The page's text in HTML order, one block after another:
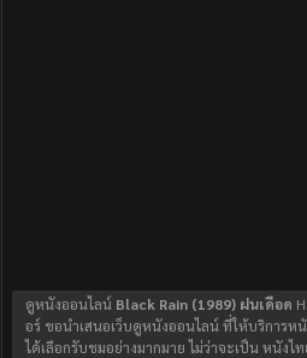
ดูหนังออนไลน์ Black Rain (1989) ฝนเดือด
อร์ ขอนำเสนอเว็บดูหนังออนไลน์ ที่ให้บริการ
ได้เลือกรับชมอย่างมากมาย ไม่ว่าจะเป็น หนัง